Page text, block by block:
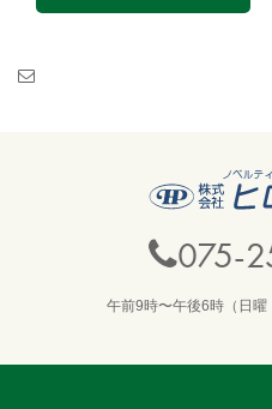
075-
午前9時〜午後6時（日曜